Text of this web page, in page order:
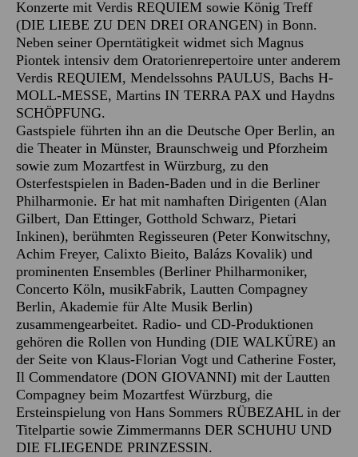
Konzerte mit Verdis REQUIEM sowie König Treff
(DIE LIEBE ZU DEN DREI ORANGEN) in Bonn.
Neben seiner Operntätigkeit widmet sich Magnus
Piontek intensiv dem Oratorienrepertoire unter anderem
Verdis REQUIEM, Mendelssohns PAULUS, Bachs H-
MOLL-MESSE, Martins IN TERRA PAX und Haydns
SCHÖPFUNG.
Gastspiele führten ihn an die Deutsche Oper Berlin, an
die Theater in Münster, Braunschweig und Pforzheim
sowie zum Mozartfest in Würzburg, zu den
Osterfestspielen in Baden-Baden und in die Berliner
Philharmonie. Er hat mit namhaften Dirigenten (Alan
Gilbert, Dan Ettinger, Gotthold Schwarz, Pietari
Inkinen), berühmten Regisseuren (Peter Konwitschny,
Achim Freyer, Calixto Bieito, Balázs Kovalik) und
prominenten Ensembles (Berliner Philharmoniker,
Concerto Köln, musikFabrik, Lautten Compagney
Berlin, Akademie für Alte Musik Berlin)
zusammengearbeitet. Radio- und CD-Produktionen
gehören die Rollen von Hunding (DIE WALKÜRE) an
der Seite von Klaus-Florian Vogt und Catherine Foster,
Il Commendatore (DON GIOVANNI) mit der Lautten
Compagney beim Mozartfest Würzburg, die
Ersteinspielung von Hans Sommers RÜBEZAHL in der
Titelpartie sowie Zimmermanns DER SCHUHU UND
DIE FLIEGENDE PRINZESSIN.